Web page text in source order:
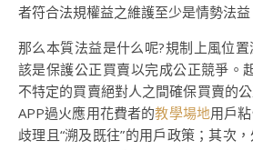
者符合法規權益之維護至少是情勢法益
那么本質法益是什么呢?規制上風位
該是保護公正買賣以完成公正競爭。
不特定的買賣絕對人之間確保買賣的
APP過火應用花費者的教學場地用戶
歧理且“溯及既往”的用戶政策；其次